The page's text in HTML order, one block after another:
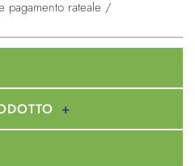
pagamento rateale /